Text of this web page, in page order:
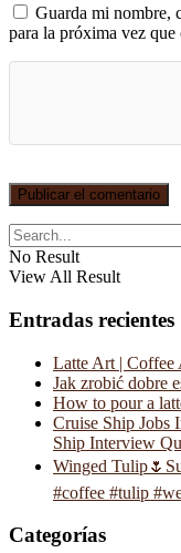
Guarda mi nombre,
para la próxima vez que
No Result
View All Result
Entradas recientes
Latte Art | Coffee
Jak zrobić dobre
How to pour a
Cruise Ship Jobs
Ship Interview
Winged
#coffee #tulip
Categorías